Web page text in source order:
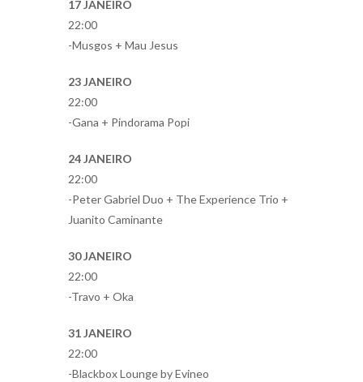
17 JANEIRO
22:00
-Musgos + Mau Jesus
23 JANEIRO
22:00
-Gana + Pindorama Popi
24 JANEIRO
22:00
-Peter Gabriel Duo + The Experience Trio +
Juanito Caminante
30 JANEIRO
22:00
-Travo + Oka
31 JANEIRO
22:00
-Blackbox Lounge by Evineo